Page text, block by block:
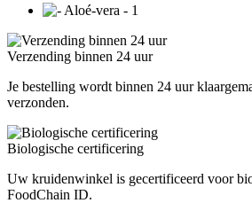
Verzending binnen 24 uur
Je bestelling wordt binnen 24 uur
verzonden.
Biologische certificering
Uw kruidenwinkel is gecertificeerd voor
FoodChain ID.